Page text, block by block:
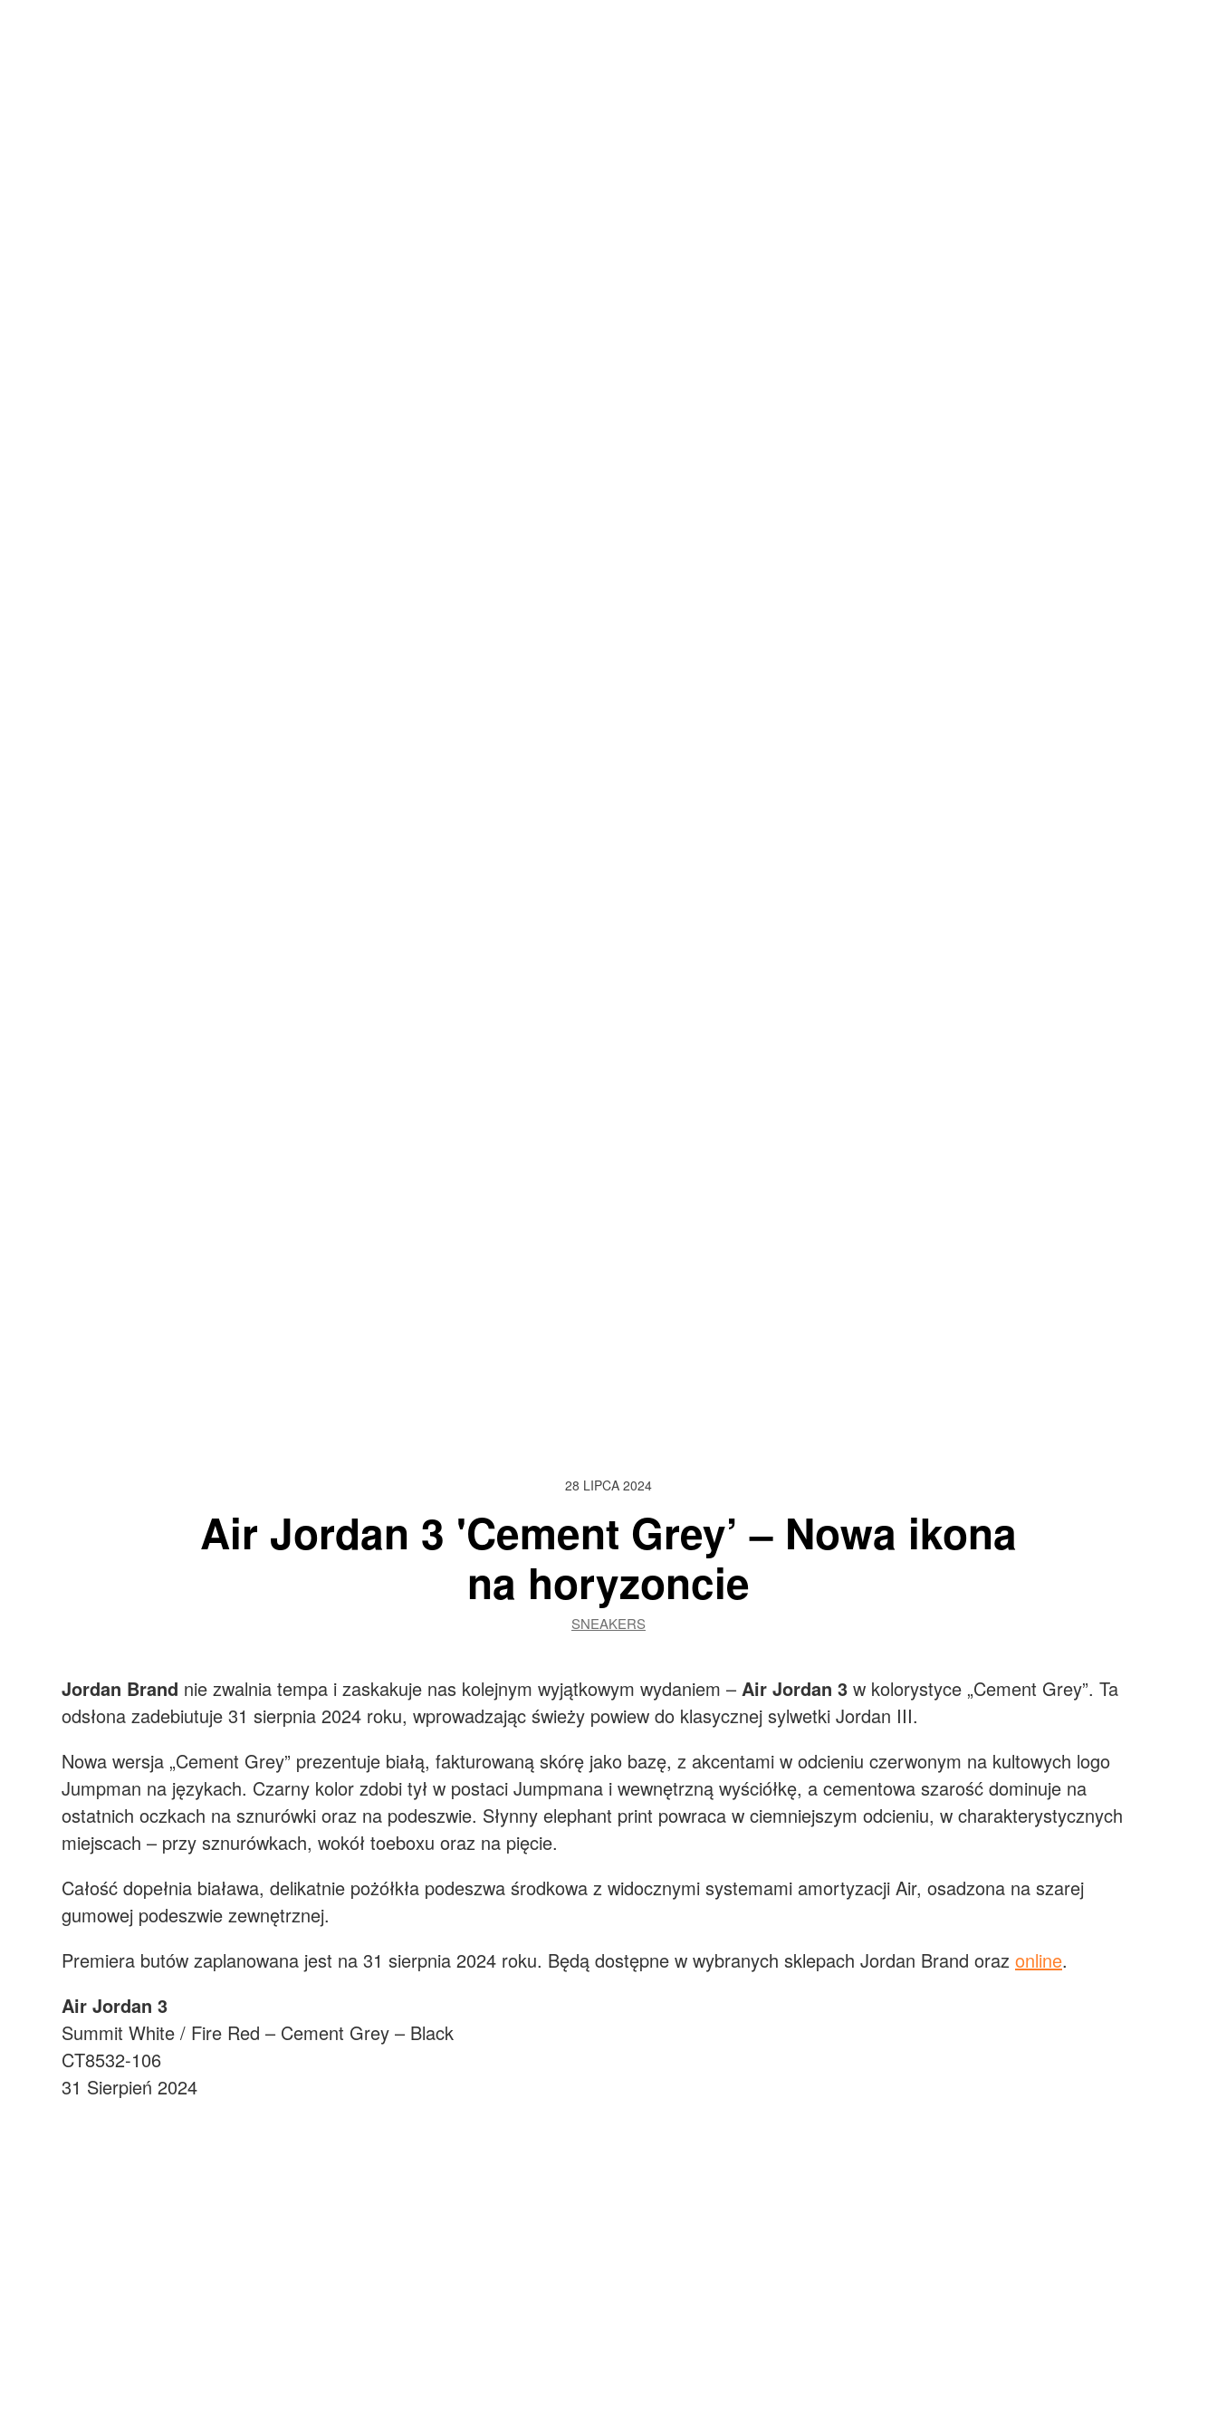
28 LIPCA 2024
Air Jordan 3 'Cement Grey’ – Nowa ikona
na horyzoncie
SNEAKERS
Jordan Brand nie zwalnia tempa i zaskakuje nas kolejnym wyjątkowym wydaniem – Air Jordan 3 w kolorystyce „Cement Grey”. Ta
odsłona zadebiutuje 31 sierpnia 2024 roku, wprowadzając świeży powiew do klasycznej sylwetki Jordan III.
Nowa wersja „Cement Grey” prezentuje białą, fakturowaną skórę jako bazę, z akcentami w odcieniu czerwonym na kultowych logo
Jumpman na językach. Czarny kolor zdobi tył w postaci Jumpmana i wewnętrzną wyściółkę, a cementowa szarość dominuje na
ostatnich oczkach na sznurówki oraz na podeszwie. Słynny elephant print powraca w ciemniejszym odcieniu, w charakterystycznych
miejscach – przy sznurówkach, wokół toeboxu oraz na pięcie.
Całość dopełnia biaława, delikatnie pożółkła podeszwa środkowa z widocznymi systemami amortyzacji Air, osadzona na szarej
gumowej podeszwie zewnętrznej.
Premiera butów zaplanowana jest na 31 sierpnia 2024 roku. Będą dostępne w wybranych sklepach Jordan Brand oraz online.
Air Jordan 3
Summit White / Fire Red – Cement Grey – Black
CT8532-106
31 Sierpień 2024